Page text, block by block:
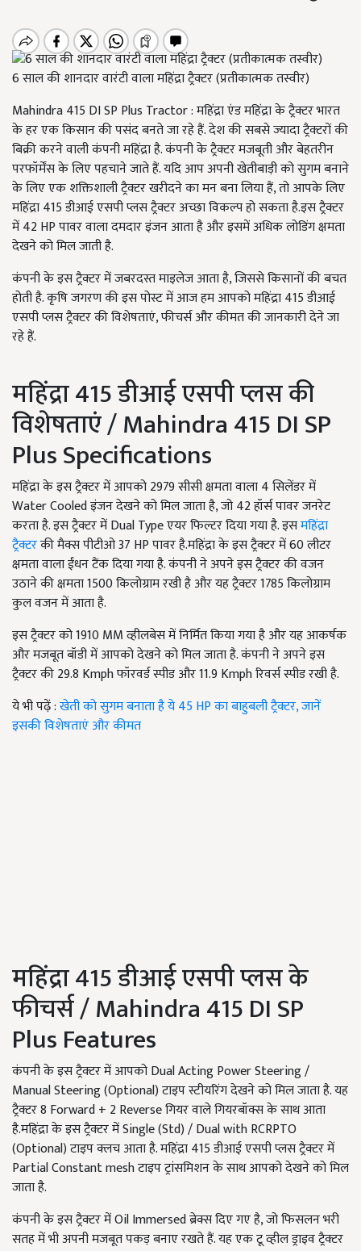
6 साल की शानदार वारंटी वाला महिंद्रा ट्रैक्टर (प्रतीकात्मक तस्वीर)
Mahindra 415 DI SP Plus Tractor : महिंद्रा एंड महिंद्रा के ट्रैक्टर भारत
के हर एक किसान की पसंद बनते जा रहे हैं. देश की सबसे ज्यादा ट्रैक्टरों की
बिक्री करने वाली कंपनी महिंद्रा है. कंपनी के ट्रैक्टर मजबूती और बेहतरीन
परफॉर्मेंस के लिए पहचाने जाते हैं. यदि आप अपनी खेतीबाड़ी को सुगम बनाने
के लिए एक शक्तिशाली ट्रैक्टर खरीदने का मन बना लिया हैं, तो आपके लिए
महिंद्रा 415 डीआई एसपी प्लस ट्रैक्टर अच्छा विकल्प हो सकता है.इस ट्रैक्टर
में 42 HP पावर वाला दमदार इंजन आता है और इसमें अधिक लोडिंग क्षमता
देखने को मिल जाती है.
कंपनी के इस ट्रैक्टर में जबरदस्त माइलेज आता है, जिससे किसानों की बचत
होती है. कृषि जगरण की इस पोस्ट में आज हम आपको महिंद्रा 415 डीआई
एसपी प्लस ट्रैक्टर की विशेषताएं, फीचर्स और कीमत की जानकारी देने जा
रहे हैं.
महिंद्रा 415 डीआई एसपी प्लस की
विशेषताएं / Mahindra 415 DI SP
Plus Specifications
महिंद्रा के इस ट्रैक्टर में आपको 2979 सीसी क्षमता वाला 4 सिलेंडर में
Water Cooled इंजन देखने को मिल जाता है, जो 42 हॉर्स पावर जनरेट
करता है. इस ट्रैक्टर में Dual Type एयर फिल्टर दिया गया है. इसमहिंद्रा
ट्रैक्टरकी मैक्स पीटीओ 37 HP पावर है.महिंद्रा के इस ट्रैक्टर में 60 लीटर
क्षमता वाला ईंधन टैंक दिया गया है. कंपनी ने अपने इस ट्रैक्टर की वजन
उठाने की क्षमता 1500 किलोग्राम रखी है और यह ट्रैक्टर 1785 किलोग्राम
कुल वजन में आता है.
इस ट्रैक्टर को 1910 MM व्हीलबेस में निर्मित किया गया है और यह आकर्षक
और मजबूत बॉडी में आपको देखने को मिल जाता है. कंपनी ने अपने इस
ट्रैक्टर की 29.8 Kmph फॉरवर्ड स्पीड और 11.9 Kmph रिवर्स स्पीड रखी है.
ये भी पढ़ें :खेती को सुगम बनाता है ये 45 HP का बाहुबली ट्रैक्टर, जानें
इसकी विशेषताएं और कीमत
महिंद्रा 415 डीआई एसपी प्लस के
फीचर्स / Mahindra 415 DI SP
Plus Features
कंपनी के इस ट्रैक्टर में आपको Dual Acting Power Steering /
Manual Steering (Optional) टाइप स्टीयरिंग देखने को मिल जाता है. यह
ट्रैक्टर 8 Forward + 2 Reverse गियर वाले गियरबॉक्स के साथ आता
है.महिंद्रा के इस ट्रैक्टर में Single (Std) / Dual with RCRPTO
(Optional) टाइप क्लच आता है. महिंद्रा 415 डीआई एसपी प्लस ट्रैक्टर में
Partial Constant mesh टाइप ट्रांसमिशन के साथ आपको देखने को मिल
जाता है.
कंपनी के इस ट्रैक्टर में Oil Immersed ब्रेक्स दिए गए है, जो फिसलन भरी
सतह में भी अपनी मजबूत पकड़ बनाए रखते हैं. यह एक टू व्हील ड्राइव ट्रैक्टर